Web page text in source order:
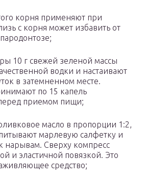
корня применяют при
с корня может избавить от
10 г свежей зеленой массы
водки и настаивают
в затемненном месте.
по 15 капель
приемом пищи;
масло в пропорции 1:2,
марлевую салфетку и
нарывам. Сверху компресс
и эластичной повязкой. Это
средство;